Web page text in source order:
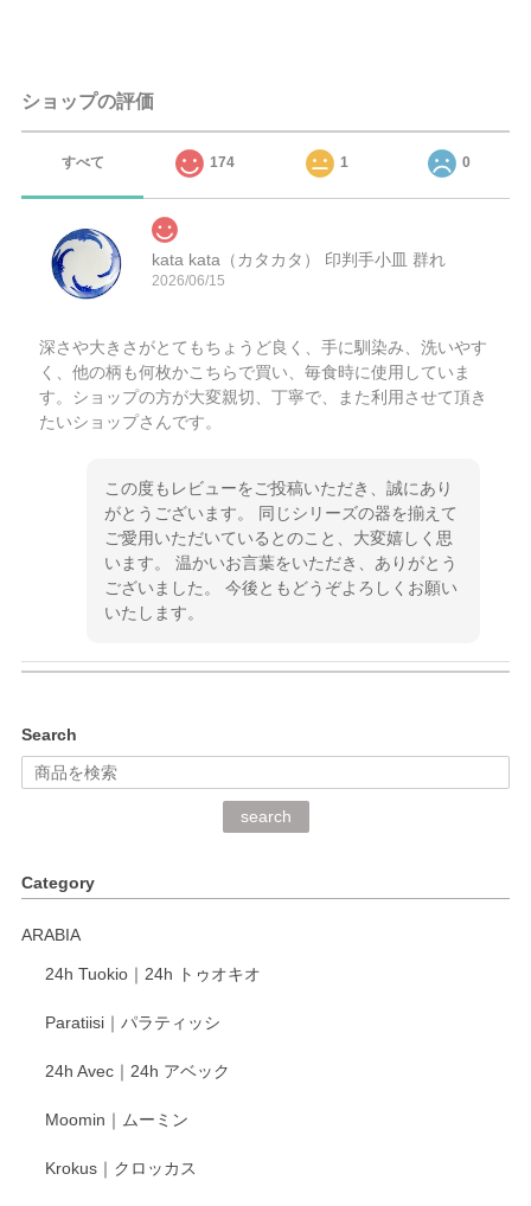
ショップの評価
すべて 174 1 0
kata kata（カタカタ） 印判手小皿 群れ
2026/06/15
深さや大きさがとてもちょうど良く、手に馴染み、洗いやす
く、他の柄も何枚かこちらで買い、毎食時に使用していま
す。ショップの方が大変親切、丁寧で、また利用させて頂き
たいショップさんです。
この度もレビューをご投稿いただき、誠にあり
がとうございます。 同じシリーズの器を揃えて
ご愛用いただいているとのこと、大変嬉しく思
います。 温かいお言葉をいただき、ありがとう
ございました。 今後ともどうぞよろしくお願い
いたします。
深さや大きさがとてもちょうど良く、手に馴染み、洗いやす
く、他の柄も何枚かこちらで買い、毎食時に使用していま
く交換して下さいました。
がとうございます。 同じシリーズの器を揃えて
います。 温かいお言葉をいただき、ありがとう
いたします。
Search
search
Category
ARABIA
24h Tuokio｜24h トゥオキオ
Paratiisi｜パラティッシ
24h Avec｜24h アベック
Moomin｜ムーミン
Krokus｜クロッカス